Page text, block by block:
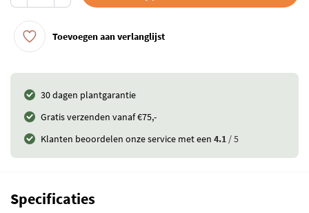
Toevoegen aan verlanglijst
30 dagen plantgarantie
Gratis verzenden vanaf €75,-
Klanten beoordelen onze service met een4.1 / 5
Specificaties